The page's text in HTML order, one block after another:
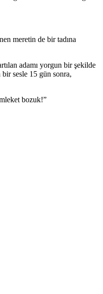
meretin de bir tadına
adamı yorgun bir şekilde
sesle 15 gün sonra,
bozuk!”